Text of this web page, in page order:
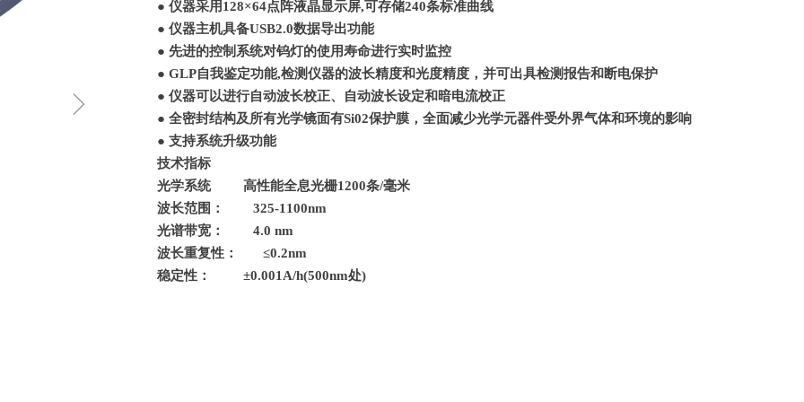
ꁇ
● 仪器采用128×64点阵液晶显示屏,可存储240条标准曲线
● 仪器主机具备USB2.0数据导出功能
● 先进的控制系统对钨灯的使用寿命进行实时监控
● GLP自我鉴定功能,检测仪器的波长精度和光度精度，并可出具检测报告和断电保护
● 仪器可以进行自动波长校正、自动波长设定和暗电流校正
● 全密封结构及所有光学镜面有Si02保护膜，全面减少光学元器件受外界气体和环境的影响
● 支持系统升级功能
技术指标
光学系统 高性能全息光栅1200条/毫米
波长范围： 325-1100nm
光谱带宽： 4.0 nm
波长重复性： ≤0.2nm
稳定性： ±0.001A/h(500nm处)